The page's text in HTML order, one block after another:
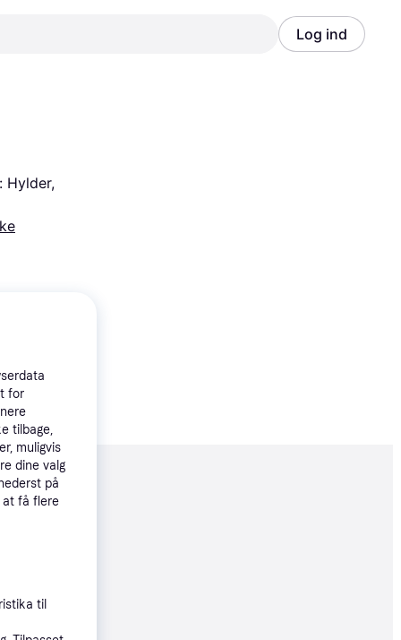
Log ind
Hylder,
for
tilbage,
muligvis
dine valg
på
at få flere
til